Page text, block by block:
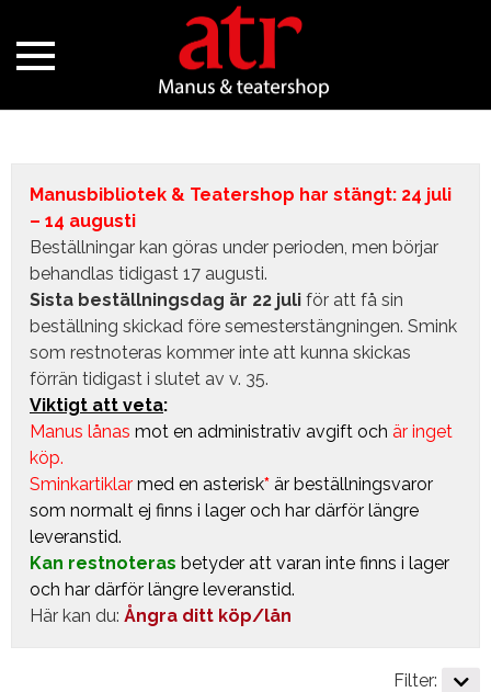
Manusbibliotek & Teatershop har stängt: 24 juli
– 14 augusti
Beställningar kan göras under perioden, men börjar
behandlas tidigast 17 augusti.
Sista beställningsdag är 22 juli för att få sin
beställning skickad före semesterstängningen. Smink
som restnoteras kommer inte att kunna skickas
förrän tidigast i slutet av v. 35.
Viktigt att veta:
Manus lånas mot en administrativ avgift och är inget
köp.
Sminkartiklar med en asterisk* är beställningsvaror
som normalt ej finns i lager och har därför längre
leveranstid.
Kan restnoteras betyder att varan inte finns i lager
och har därför längre leveranstid.
Här kan du: Ångra ditt köp/lån
Filter: